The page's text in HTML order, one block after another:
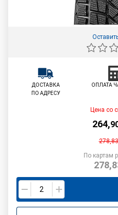
ДОСТАВКА
ПО АДРЕСУ
ОПЛАТА
Цена со
264,
278,83
По картам